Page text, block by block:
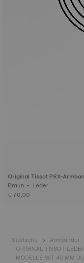
Original Tissot PRX-
Braun • Leder
€ 70,00
Startseite
Armbänder
ORIGINAL TISSOT
MODELLE MIT 40 MM